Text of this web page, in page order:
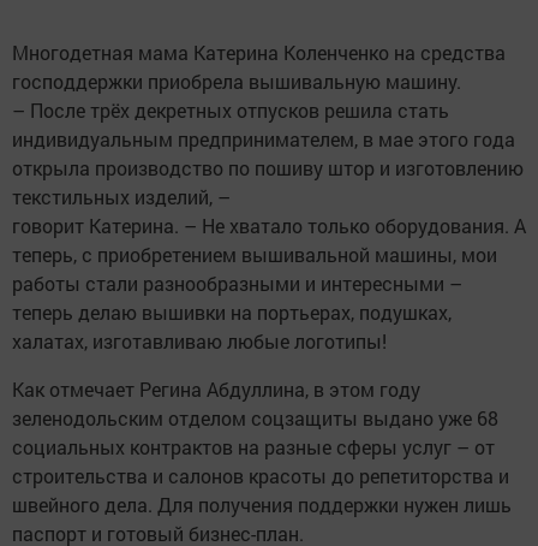
Многодетная мама Катерина Коленченко на средства
господдержки приобрела вышивальную машину.
– После трёх декретных отпусков решила стать
индивидуальным предпринимателем, в мае этого года
открыла производство по пошиву штор и изготовлению
текстильных изделий, –
говорит Катерина. – Не хватало только оборудования. А
теперь, с приобретением вышивальной машины, мои
работы стали разнообразными и интересными –
теперь делаю вышивки на портьерах, подушках,
халатах, изготавливаю любые логотипы!
Как отмечает Регина Абдуллина, в этом году
зеленодольским отделом соцзащиты выдано уже 68
социальных контрактов на разные сферы услуг – от
строительства и салонов красоты до репетиторства и
швейного дела. Для получения поддержки нужен лишь
паспорт и готовый бизнес-план.